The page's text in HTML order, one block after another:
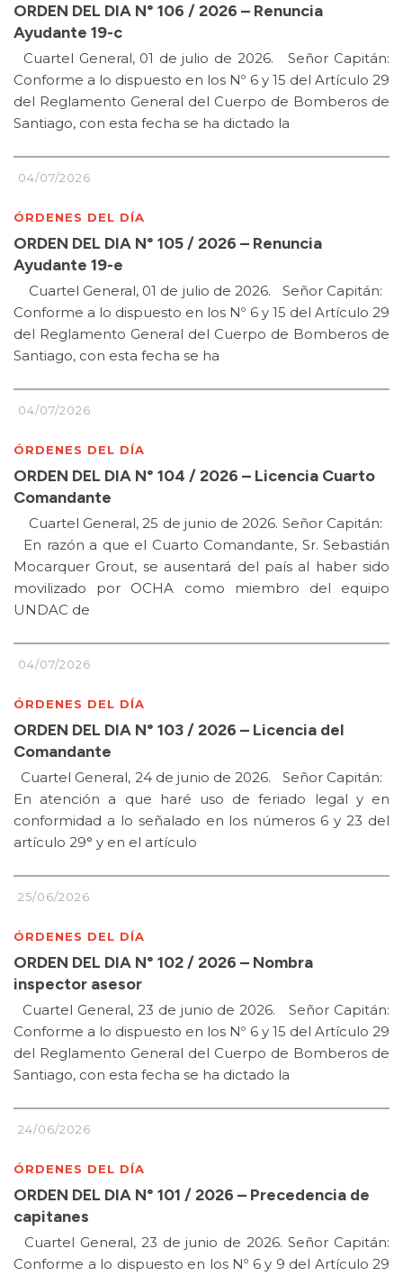
ORDEN DEL DIA N° 106 / 2026 – Renuncia
Ayudante 19-c
Cuartel General, 01 de julio de 2026. Señor Capitán:
Conforme a lo dispuesto en los Nº 6 y 15 del Artículo 29
del Reglamento General del Cuerpo de Bomberos de
Santiago, con esta fecha se ha dictado la
04/07/2026
ÓRDENES DEL DÍA
ORDEN DEL DIA N° 105 / 2026 – Renuncia
Ayudante 19-e
Cuartel General, 01 de julio de 2026. Señor Capitán:
Conforme a lo dispuesto en los Nº 6 y 15 del Artículo 29
del Reglamento General del Cuerpo de Bomberos de
Santiago, con esta fecha se ha
04/07/2026
ÓRDENES DEL DÍA
ORDEN DEL DIA N° 104 / 2026 – Licencia Cuarto
Comandante
Cuartel General, 25 de junio de 2026. Señor Capitán:
En razón a que el Cuarto Comandante, Sr. Sebastián
Mocarquer Grout, se ausentará del país al haber sido
movilizado por OCHA como miembro del equipo
UNDAC de
04/07/2026
ÓRDENES DEL DÍA
ORDEN DEL DIA N° 103 / 2026 – Licencia del
Comandante
Cuartel General, 24 de junio de 2026. Señor Capitán:
En atención a que haré uso de feriado legal y en
conformidad a lo señalado en los números 6 y 23 del
artículo 29° y en el artículo
25/06/2026
ÓRDENES DEL DÍA
ORDEN DEL DIA N° 102 / 2026 – Nombra
inspector asesor
Cuartel General, 23 de junio de 2026. Señor Capitán:
Conforme a lo dispuesto en los Nº 6 y 15 del Artículo 29
del Reglamento General del Cuerpo de Bomberos de
Santiago, con esta fecha se ha dictado la
24/06/2026
ÓRDENES DEL DÍA
ORDEN DEL DIA N° 101 / 2026 – Precedencia de
capitanes
Cuartel General, 23 de junio de 2026. Señor Capitán:
Conforme a lo dispuesto en los Nº 6 y 9 del Artículo 29